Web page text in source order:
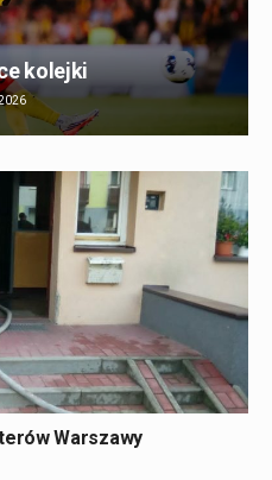
kolejki
Warszawy